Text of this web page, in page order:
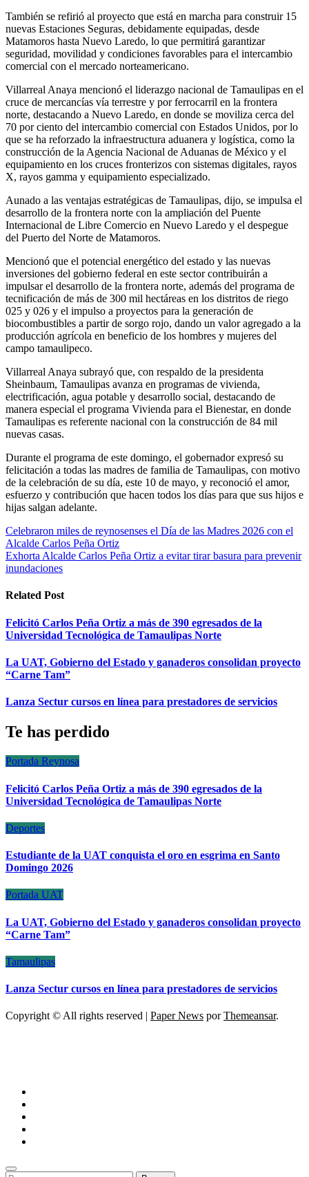
También se refirió al proyecto que está en marcha para construir 15
nuevas Estaciones Seguras, debidamente equipadas, desde
Matamoros hasta Nuevo Laredo, lo que permitirá garantizar
seguridad, movilidad y condiciones favorables para el intercambio
comercial con el mercado norteamericano.
Villarreal Anaya mencionó el liderazgo nacional de Tamaulipas en el
cruce de mercancías vía terrestre y por ferrocarril en la frontera
norte, destacando a Nuevo Laredo, en donde se moviliza cerca del
70 por ciento del intercambio comercial con Estados Unidos, por lo
que se ha reforzado la infraestructura aduanera y logística, como la
construcción de la Agencia Nacional de Aduanas de México y el
equipamiento en los cruces fronterizos con sistemas digitales, rayos
X, rayos gamma y equipamiento especializado.
Aunado a las ventajas estratégicas de Tamaulipas, dijo, se impulsa el
desarrollo de la frontera norte con la ampliación del Puente
Internacional de Libre Comercio en Nuevo Laredo y el despegue
del Puerto del Norte de Matamoros.
Mencionó que el potencial energético del estado y las nuevas
inversiones del gobierno federal en este sector contribuirán a
impulsar el desarrollo de la frontera norte, además del programa de
tecnificación de más de 300 mil hectáreas en los distritos de riego
025 y 026 y el impulso a proyectos para la generación de
biocombustibles a partir de sorgo rojo, dando un valor agregado a la
producción agrícola en beneficio de los hombres y mujeres del
campo tamaulipeco.
Villarreal Anaya subrayó que, con respaldo de la presidenta
Sheinbaum, Tamaulipas avanza en programas de vivienda,
electrificación, agua potable y desarrollo social, destacando de
manera especial el programa Vivienda para el Bienestar, en donde
Tamaulipas es referente nacional con la construcción de 84 mil
nuevas casas.
Durante el programa de este domingo, el gobernador expresó su
felicitación a todas las madres de familia de Tamaulipas, con motivo
de la celebración de su día, este 10 de mayo, y reconoció el amor,
esfuerzo y contribución que hacen todos los días para que sus hijos e
hijas salgan adelante.
Navegación
de
entradas
Celebraron miles de reynosenses el Día de las Madres 2026 con el
Alcalde Carlos Peña Ortiz
Exhorta Alcalde Carlos Peña Ortiz a evitar tirar basura para prevenir
inundaciones
Related Post
Felicitó Carlos Peña Ortiz a más de 390 egresados de la
Universidad Tecnológica de Tamaulipas Norte
La UAT, Gobierno del Estado y ganaderos consolidan proyecto
“Carne Tam”
Lanza Sectur cursos en línea para prestadores de servicios
Te has perdido
Portada Reynosa
Felicitó Carlos Peña Ortiz a más de 390 egresados de la
Universidad Tecnológica de Tamaulipas Norte
Deportes
Estudiante de la UAT conquista el oro en esgrima en Santo
Domingo 2026
Portada UAT
La UAT, Gobierno del Estado y ganaderos consolidan proyecto
“Carne Tam”
Tamaulipas
Lanza Sectur cursos en línea para prestadores de servicios
Copyright © All rights reserved | Paper News porThemeansar.